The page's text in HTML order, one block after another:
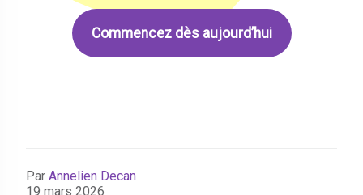
Commencez dès aujourd’hui
Par Annelien Decan
19 mars 2026